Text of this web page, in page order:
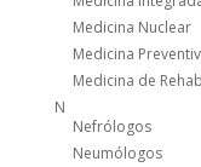
Medicina Nuclear
Medicina
Medicina de
N
Nefrólogos
Neumólogos